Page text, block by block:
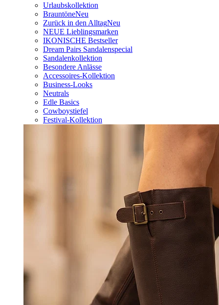
Urlaubskollektion
BrauntöneNeu
Zurück in den AlltagNeu
NEUE Lieblingsmarken
IKONISCHE Bestseller
Dream Pairs Sandalenspecial
Sandalenkollektion
Besondere Anlässe
Accessoires-Kollektion
Business-Looks
Neutrals
Edle Basics
Cowboystiefel
Festival-Kollektion